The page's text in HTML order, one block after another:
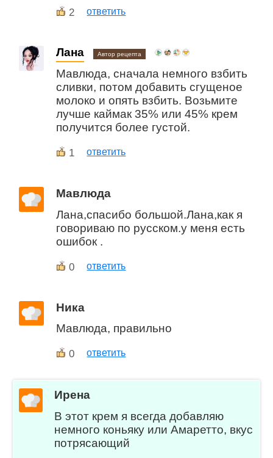
2 ответить
Лана Автор рецепта
Мавлюда, сначала немного взбить
сливки, потом добавить сгущеное
молоко и опять взбить. Возьмите
лучше каймак 35% или 45% крем
получится более густой.
1 ответить
Мавлюда
Лана,спасибо большой.Лана,как я
говориваю по русском.у меня есть
ошибок .
0 ответить
Ника
Мавлюда, правильно
0 ответить
Ирена
В этот крем я всегда добавляю
немного коньяку или Амаретто, вкус
потрясающий